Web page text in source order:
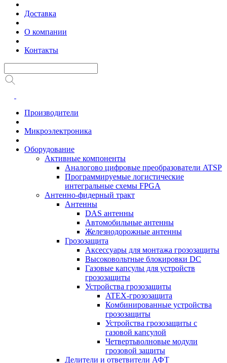
Доставка
О компании
Контакты
Производители
Микроэлектроника
Оборудование
Активные компоненты
Аналогово цифровые преобразователи ATSP
Программируемые логистические
интегральные схемы FPGA
Антенно-фидерный тракт
Антенны
DAS антенны
Автомобильные антенны
Железнодорожные антенны
Грозозащита
Аксессуары для монтажа грозозащиты
Высоковольтные блокировки DC
Газовые капсулы для устройств
грозозащиты
Устройства грозозащиты
ATEX-грозозащита
Комбинированные устройства
грозозащиты
Устройства грозозащиты с
газовой капсулой
Четвертьволновые модули
грозовой защиты
Делители и ответвители АФТ